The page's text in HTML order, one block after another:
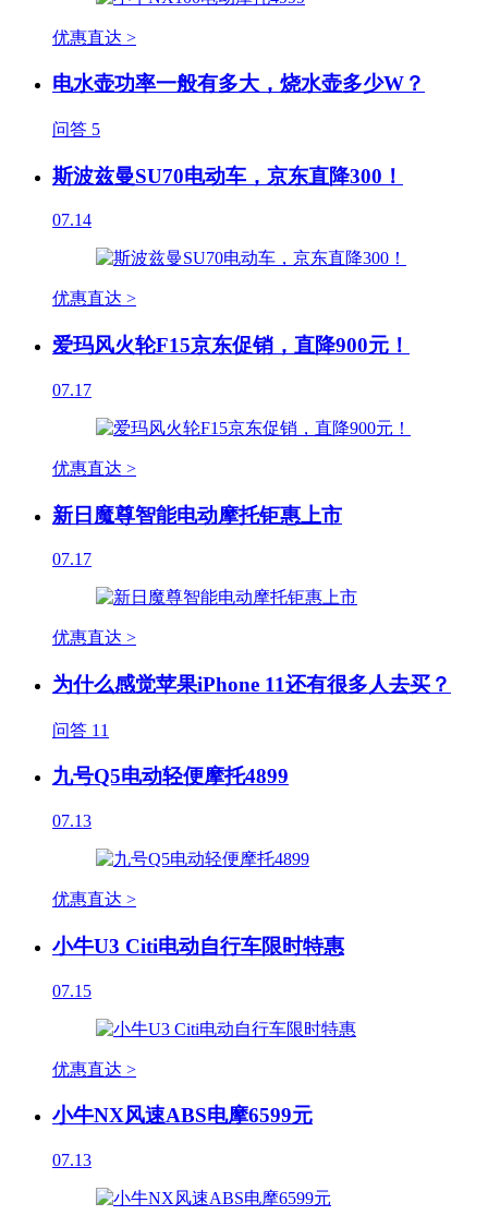
优惠直达 >
电水壶功率一般有多大，烧水壶多少W？
问答 5
斯波兹曼SU70电动车，京东直降300！
07.14
优惠直达 >
爱玛风火轮F15京东促销，直降900元！
07.17
优惠直达 >
新日魔尊智能电动摩托钜惠上市
07.17
优惠直达 >
为什么感觉苹果iPhone 11还有很多人去买？
问答 11
九号Q5电动轻便摩托4899
07.13
优惠直达 >
小牛U3 Citi电动自行车限时特惠
07.15
优惠直达 >
小牛NX风速ABS电摩6599元
07.13